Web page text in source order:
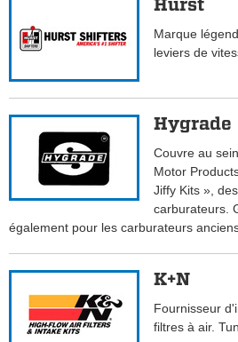
Hurst
Marque
leviers de
Hygrade
Couvre au
Motor
Jiffy Kits »,
carburateurs.
également pour les carburateurs
K+N
Fournisseur
filtres à air.